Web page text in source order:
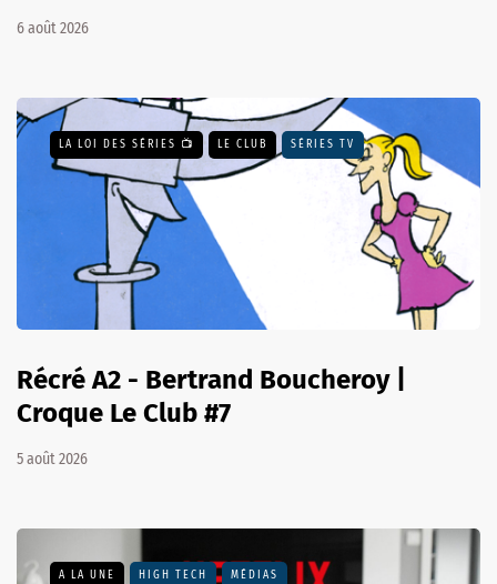
6 août 2026
LA LOI DES SÉRIES 📺 LE CLUB SÉRIES TV
Récré A2 - Bertrand Boucheroy |
Croque Le Club #7
5 août 2026
A LA UNE HIGH TECH MÉDIAS